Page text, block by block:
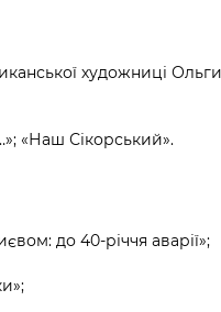
художниці Ольги
«Наш Сікорський».
до 40-річчя аварії»;